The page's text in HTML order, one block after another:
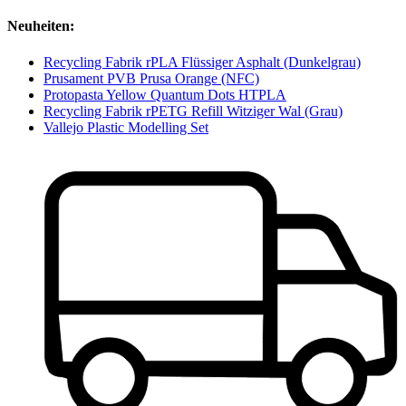
Neuheiten:
Recycling Fabrik rPLA Flüssiger Asphalt (Dunkelgrau)
Prusament PVB Prusa Orange (NFC)
Protopasta Yellow Quantum Dots HTPLA
Recycling Fabrik rPETG Refill Witziger Wal (Grau)
Vallejo Plastic Modelling Set